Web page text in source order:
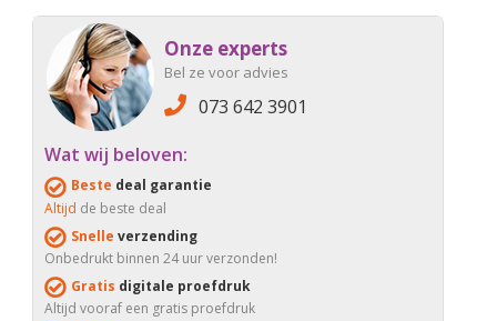
Onze experts
Bel ze voor advies
073 642 3901
Wat wij beloven:
Beste deal garantie
Altijd de beste deal
Snelle verzending
Onbedrukt binnen 24 uur verzonden!
Gratis digitale proefdruk
Altijd vooraf een gratis proefdruk